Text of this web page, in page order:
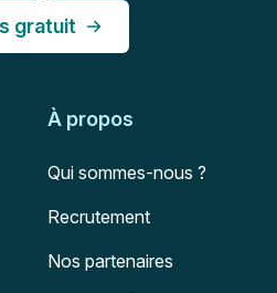
gratuit
À propos
Qui sommes-nous ?
Recrutement
Nos partenaires